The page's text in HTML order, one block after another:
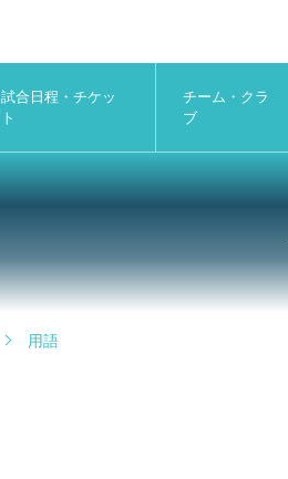
試合日程・チケッ
ト
チーム・クラ
ブ
用語